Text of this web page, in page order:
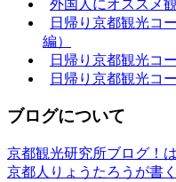
外国人にオススメ
日帰り京都観光コ
編）
日帰り京都観光コ
日帰り京都観光コ
ブログについて
京都観光研究所ブログ！
京都人りょうたろうが書